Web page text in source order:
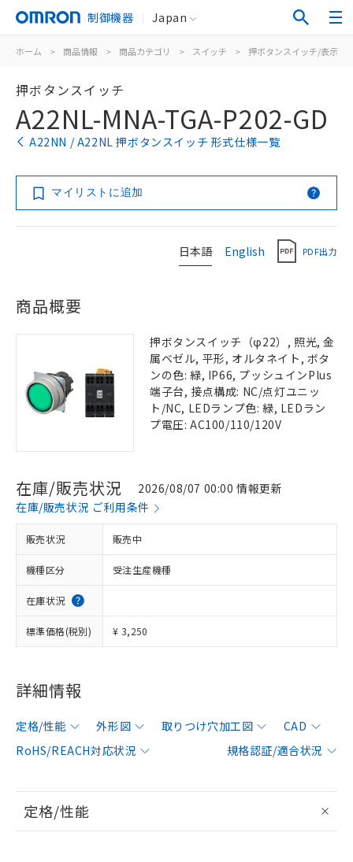
制御機器 Japan
ホーム > 商品情報 > 商品カテゴリ > スイッチ > 押ボタンスイッチ/表示灯
押ボタンスイッチ
A22NL-MNA-TGA-P202-GD
A22NN / A22NL 押ボタンスイッチ 形式仕様一覧
マイリストに追加
日本語 English PDF出力
商品概要
押ボタンスイッチ（φ22）, 照光, 金
属ベゼル, 平形, オルタネイト, ボタ
ンの色: 緑, IP66, プッシュインPlus
端子台, 接点構成: NC/点灯ユニッ
ト/NC, LEDランプ色: 緑, LEDラン
プ電圧: AC100/110/120V
在庫/販売状況
2026/08/07 00:00 情報更新
在庫/販売状況 ご利用条件
販売状況 販売中
機種区分 受注生産機種
在庫状況
標準価格(税別) ¥ 3,250
詳細情報
定格/性能 外形図 取りつけ穴加工図
CAD
RoHS/REACH対応状況
規格認証/適合状況
定格/性能